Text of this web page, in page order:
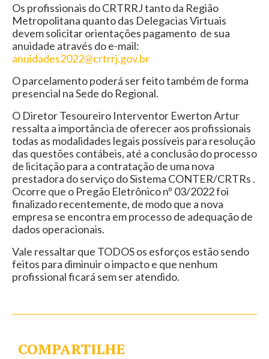
Os profissionais do CRTRRJ tanto da Região
Metropolitana quanto das Delegacias Virtuais
devem solicitar orientações pagamento de sua
anuidade através do e-mail:
anuidades2022@crtrrj.gov.br
O parcelamento poderá ser feito também de forma
presencial na Sede do Regional.
O Diretor Tesoureiro Interventor Ewerton Artur
ressalta a importância de oferecer aos profissionais
todas as modalidades legais possíveis para resolução
das questões contábeis, até a conclusão do processo
de licitação para a contratação de uma nova
prestadora do serviço do Sistema CONTER/CRTRs .
Ocorre que o Pregão Eletrônico nº 03/2022 foi
finalizado recentemente, de modo que a nova
empresa se encontra em processo de adequação de
dados operacionais.
Vale ressaltar que TODOS os esforços estão sendo
feitos para diminuir o impacto e que nenhum
profissional ficará sem ser atendido.
COMPARTILHE